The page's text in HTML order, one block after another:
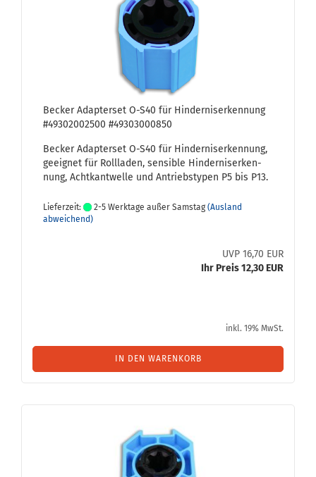
Be­cker Ad­ap­ter­set O-S40 für Hin­der­nis­er­ken­nung
#49302002500 #49303000850
Be­cker Ad­ap­ter­set O-S40 für Hin­der­nis­er­ken­nung,
ge­eig­net für Roll­la­den, sen­si­ble Hin­der­nis­er­ken­
nung, Acht­kant­wel­le und An­triebs­ty­pen P5 bis P13.
Lieferzeit: 2-5 Werktage außer Samstag (Ausland
abweichend)
UVP 16,70 EUR
Ihr Preis 12,30 EUR
inkl. 19% MwSt.
IN DEN WARENKORB